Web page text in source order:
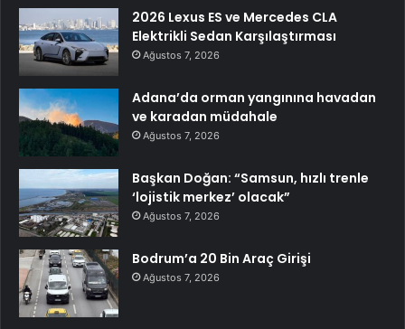
2026 Lexus ES ve Mercedes CLA
Elektrikli Sedan Karşılaştırması
Ağustos 7, 2026
Adana’da orman yangınına havadan
ve karadan müdahale
Ağustos 7, 2026
Başkan Doğan: “Samsun, hızlı trenle
‘lojistik merkez’ olacak”
Ağustos 7, 2026
Bodrum’a 20 Bin Araç Girişi
Ağustos 7, 2026